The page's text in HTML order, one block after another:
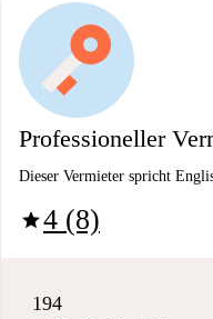
Professioneller
Dieser Vermieter spricht
star4 (8)
194